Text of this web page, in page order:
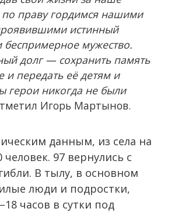
праву гордимся нашими
истинный
беспримерное мужество.
долг — сохранить память
и передать её детям и
герои никогда не были
Игорь Мартынов.
данным, из села на
97 вернулись с
В тылу, в основном
люди и подростки,
часов в сутки под